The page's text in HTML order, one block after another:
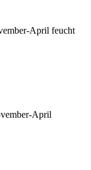
April feucht
April